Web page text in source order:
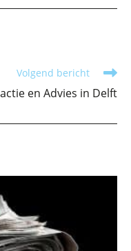
Volgend bericht
en Advies in Delft